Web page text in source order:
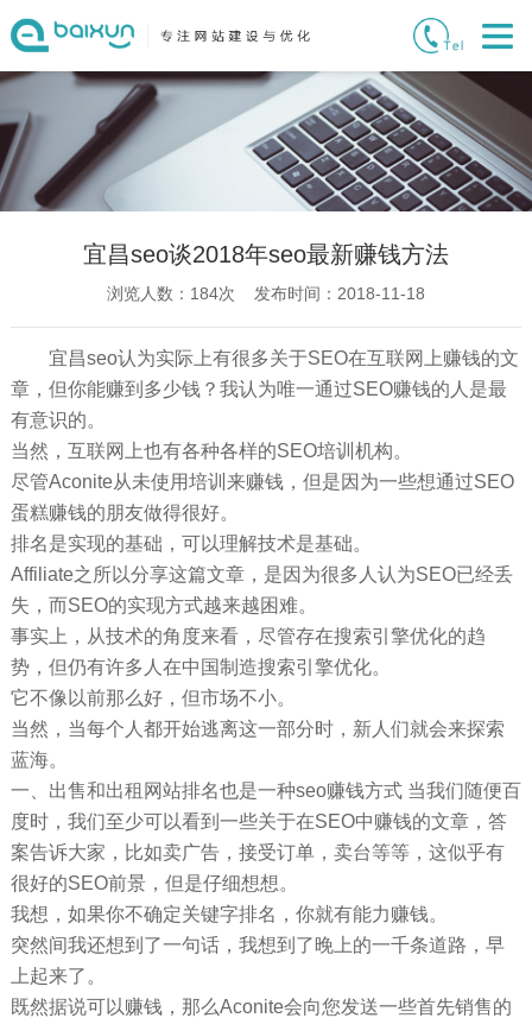
宜昌seo谈2018年seo最新赚钱方法
浏览人数： 184次 发布时间：2018-11-18
宜昌seo认为 实际上有很多关于SEO在互联网上赚钱的文
章，但你能赚到多少钱？我认为唯一通过SEO赚钱的人是最
有意识的。
当然，互联网上也有各种各样的SEO培训机构。
尽管Aconite从未使用培训来赚钱，但是因为一些想通过SEO
蛋糕赚钱的朋友做得很好。
排名是实现的基础，可以理解技术是基础。
Affiliate之所以分享这篇文章，是因为很多人认为SEO已经丢
失，而SEO的实现方式越来越困难。
事实上，从技术的角度来看，尽管存在搜索引擎优化的趋
势，但仍有许多人在中国制造搜索引擎优化。
它不像以前那么好，但市场不小。
当然，当每个人都开始逃离这一部分时，新人们就会来探索
蓝海。
一、出售和出租网站排名也是一种seo赚钱方式 当我们随便百
度时，我们至少可以看到一些关于在SEO中赚钱的文章，答
案告诉大家，比如卖广告，接受订单，卖台等等，这似乎有
很好的SEO前景，但是仔细想想。
我想，如果你不确定关键字排名，你就有能力赚钱。
突然间我还想到了一句话，我想到了晚上的一千条道路，早
上起来了。
既然据说可以赚钱，那么Aconite会向您发送一些首先销售的